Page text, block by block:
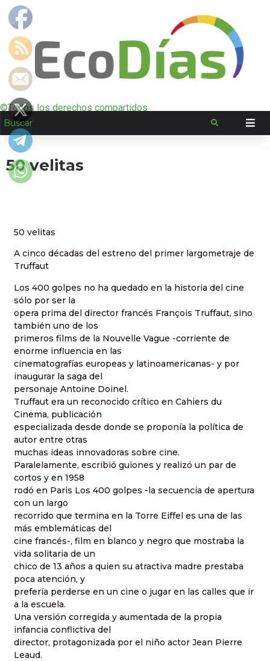
©Todos los derechos compartidos
50 velitas
50 velitas
A cinco décadas del estreno del primer largometraje de
Truffaut
Los 400 golpes no ha quedado en la historia del cine
sólo por ser la
opera prima del director francés François Truffaut, sino
también uno de los
primeros films de la Nouvelle Vague -corriente de
enorme influencia en las
cinematografías europeas y latinoamericanas- y por
inaugurar la saga del
personaje Antoine Doinel.
Truffaut era un reconocido crítico en Cahiers du
Cinema, publicación
especializada desde donde se proponía la política de
autor entre otras
muchas ideas innovadoras sobre cine.
Paralelamente, escribió guiones y realizó un par de
cortos y en 1958
rodó en Paris Los 400 golpes -la secuencia de apertura
con un largo
recorrido que termina en la Torre Eiffel es una de las
más emblemáticas del
cine francés-, film en blanco y negro que mostraba la
vida solitaria de un
chico de 13 años a quien su atractiva madre prestaba
poca atención, y
prefería perderse en un cine o jugar en las calles que ir
a la escuela.
Una versión corregida y aumentada de la propia
infancia conflictiva del
director, protagonizada por el niño actor Jean Pierre
Leaud.